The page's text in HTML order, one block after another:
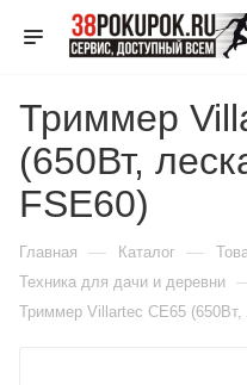
Триммер
(650Вт,
FSE60)
Главная — Каталог —
Техника для дачи и деревни
Триммер Villartec CE65